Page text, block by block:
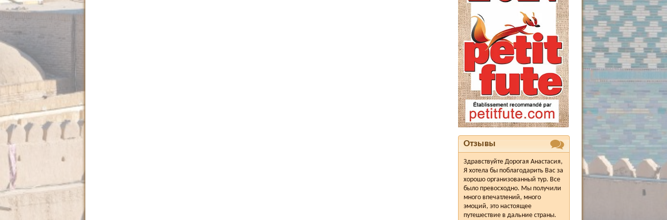
Отзывы
Здравствуйте Дорогая Анастасия,
Я хотела бы поблагодарить Вас за
хорошо организованный тур. Все
было превосходно. Мы получили
много впечатлений, много
эмоций, это настоящее
путешествие в дальние страны.